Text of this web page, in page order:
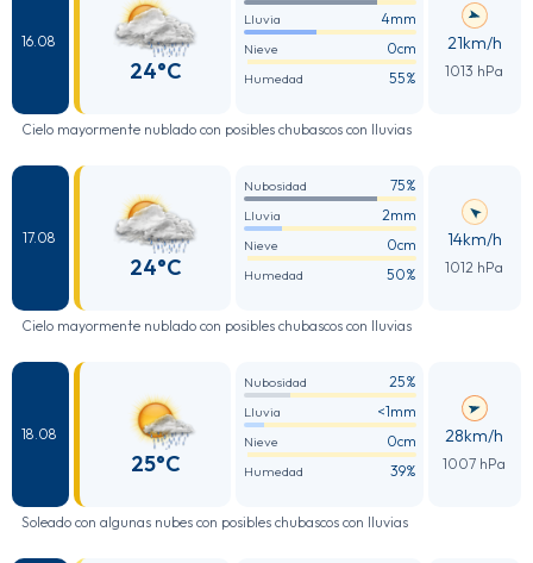
16.08
24°C
Lluvia 4mm
Nieve 0cm
Humedad 55%
21km/h
1013 hPa
Cielo mayormente nublado con posibles chubascos con lluvias
17.08
24°C
Nubosidad 75%
Lluvia 2mm
Nieve 0cm
Humedad 50%
14km/h
1012 hPa
Cielo mayormente nublado con posibles chubascos con lluvias
18.08
25°C
Nubosidad 25%
Lluvia <1mm
Nieve 0cm
Humedad 39%
28km/h
1007 hPa
Soleado con algunas nubes con posibles chubascos con lluvias